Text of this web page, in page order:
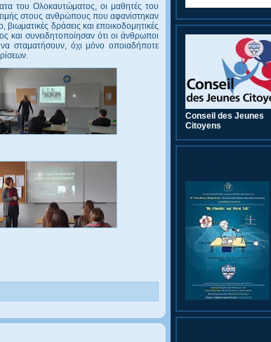
του Ολοκαυτώματος, οι μαθητές του
στους ανθρώπους που αφανίστηκαν
δράσεις και εποικοδομητικές
και συνειδητοποίησαν ότι οι άνθρωποι
σταματήσουν, όχι μόνο οποιαδήποτε
Conseil des Jeunes
Citoyens